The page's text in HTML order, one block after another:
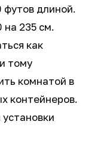
футов длиной.
на 235 см.
как
тому
комнатой в
контейнеров.